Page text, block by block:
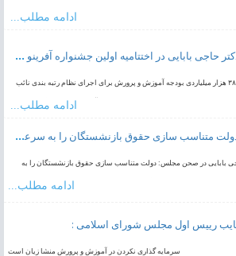
شورای اسلامی ️گفتگو و ، هم اندیشی پیرامون اولویتها ظرفیتها و چالش
ادامه مطلب...
دکتر حاجی بابایی در اختتامیه اولین جشنواره آفرینو مطرح کرد:
️افزایش ۳۸ هزار میلیاردی بودجه آموزش و پرورش برای اجرای نظام رتبه بندی نائب
شورای اسلامی از توجه دولت و مجلس به آموزش و پرورش گفت.
ادامه مطلب...
دولت متناسب سازی حقوق بازنشستگان را به سرعت انجام ده
بابایی در صحن مجلس: دولت متناسب سازی حقوق بازنشستگان را به
دهد نایب رئیس مجلس گفت: دولت باید به سرعت قانون متناسب سازی
ادامه مطلب...
رییس اول مجلس شورای اسلامی :
️سرمایه گذاری نکردن در آموزش و پرورش منشا زیان است